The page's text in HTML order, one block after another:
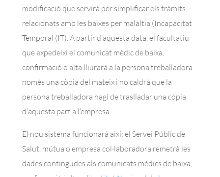
modificació que servirà per simplificar els tràmits
relacionats amb les baixes per malaltia (Incapacitat
Temporal (IT). A partir d’aquesta data, el facultatiu
que expedeixi el comunicat mèdic de baixa,
confirmació o alta lliurarà a la persona treballadora
només una còpia del mateix i no caldrà que la
persona treballadora hagi de traslladar una còpia
d’aquesta part a l’empresa.
El nou sistema funcionarà així: el Servei Públic de
Salut, mútua o empresa col·laboradora remetrà les
dades contingudes als comunicats mèdics de baixa,